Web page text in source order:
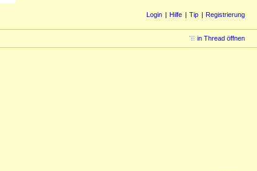
Login Hilfe Tip Registrierung
in Thread öffnen